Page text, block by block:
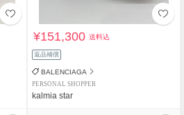
¥151,300送料込
返品補償
BALENCIAGA
PERSONAL SHOPPER
kalmia star